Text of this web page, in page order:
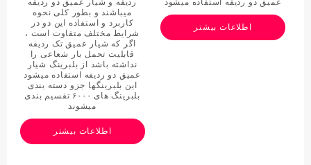
میباشند و بطور کلی نحوه
کاربرد و استفاده این دو در
شرایط مختلف متفاوت است ،
اگر که شیار عمیق تک ردیفه
قابلیت تحمل بار شعاعی را
نداشته باشد از بلبرینگ شیار
عمیق دو ردیفه استفاده میشود
این بلبرینگها جزو دسته بندی
بلبرینگ های ۶۰۰۰ تقسیم بندی
میشوند
اطلاعات بیشتر
اطلاعات بیشتر